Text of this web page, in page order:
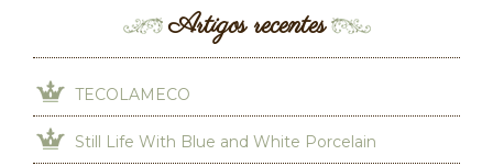
Artigos recentes
TECOLAMECO
Still Life With Blue and White Porcelain